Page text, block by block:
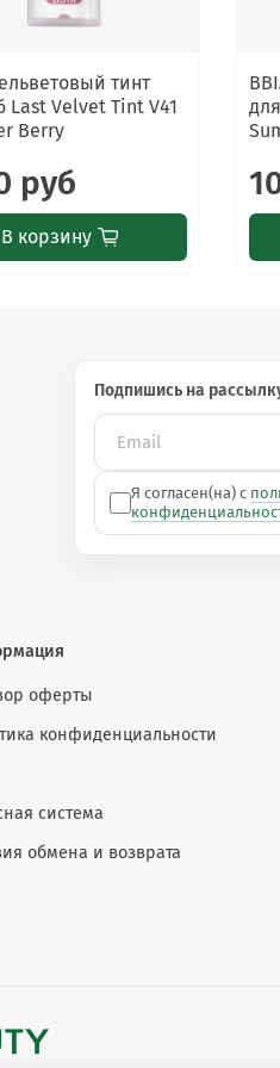
раздражения
тинт
Last Velvet Tint V41
Berry
руб
В корзину
Подпишись на
Я согласен(на) с
оферты
конфиденциальности
система
обмена и возврата